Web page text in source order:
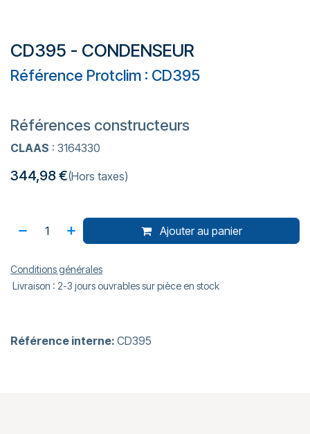
CD395 - CONDENSEUR
Référence Protclim : CD395
Références constructeurs
CLAAS : 3164330
344,98€(Hors taxes)
Ajouter au panier
Conditions générales
Livraison : 2-3 jours ouvrables sur pièce en stock
Référence interne: CD395